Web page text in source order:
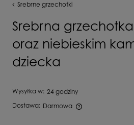
Srebrne grzechotki
Srebrna
oraz niebieskim
dziecka
Wysyłka w: 24 godziny
Dostawa: Darmowa